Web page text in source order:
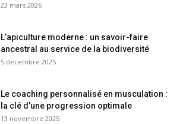
23 mars 2026
L’apiculture moderne : un savoir-faire
ancestral au service de la biodiversité
5 décembre 2025
Le coaching personnalisé en musculation :
la clé d’une progression optimale
13 novembre 2025